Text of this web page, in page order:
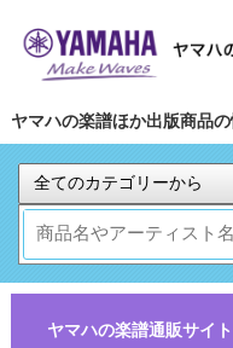
ヤマハの楽譜ほか出版商品の
ヤマハの楽譜通販サイト